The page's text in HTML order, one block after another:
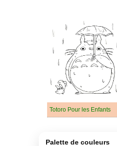
Totoro Pour les Enfants
Palette de couleurs